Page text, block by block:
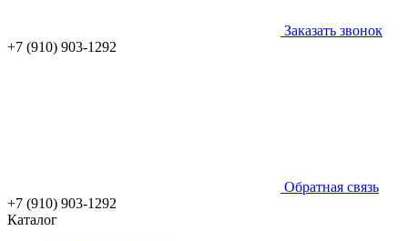
Заказать звонок
+7 (910) 903-1292
Обратная связь
+7 (910) 903-1292
Каталог